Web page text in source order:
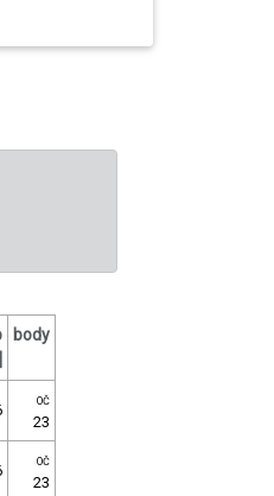
body
OČ
23
OČ
23